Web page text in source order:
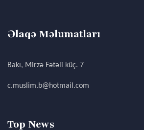
Əlaqə Məlumatları
Bakı, Mirzə Fətəli küç. 7
c.muslim.b@hotmail.com
Top News